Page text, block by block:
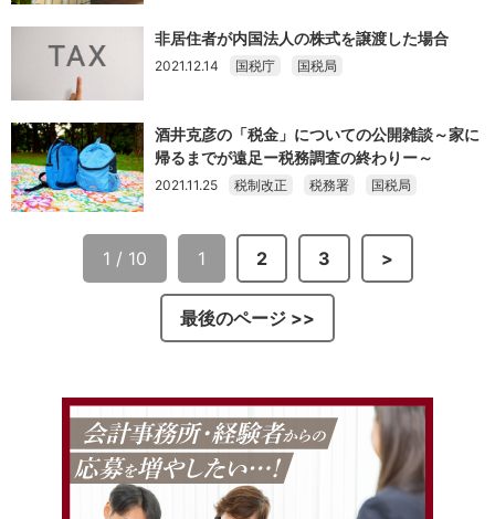
非居住者が内国法人の株式を譲渡した場合
2021.12.14 国税庁 国税局
酒井克彦の「税金」についての公開雑談～家に
帰るまでが遠足ー税務調査の終わりー～
2021.11.25 税制改正 税務署 国税局
1 / 10 1 2 3 >
最後のページ >>